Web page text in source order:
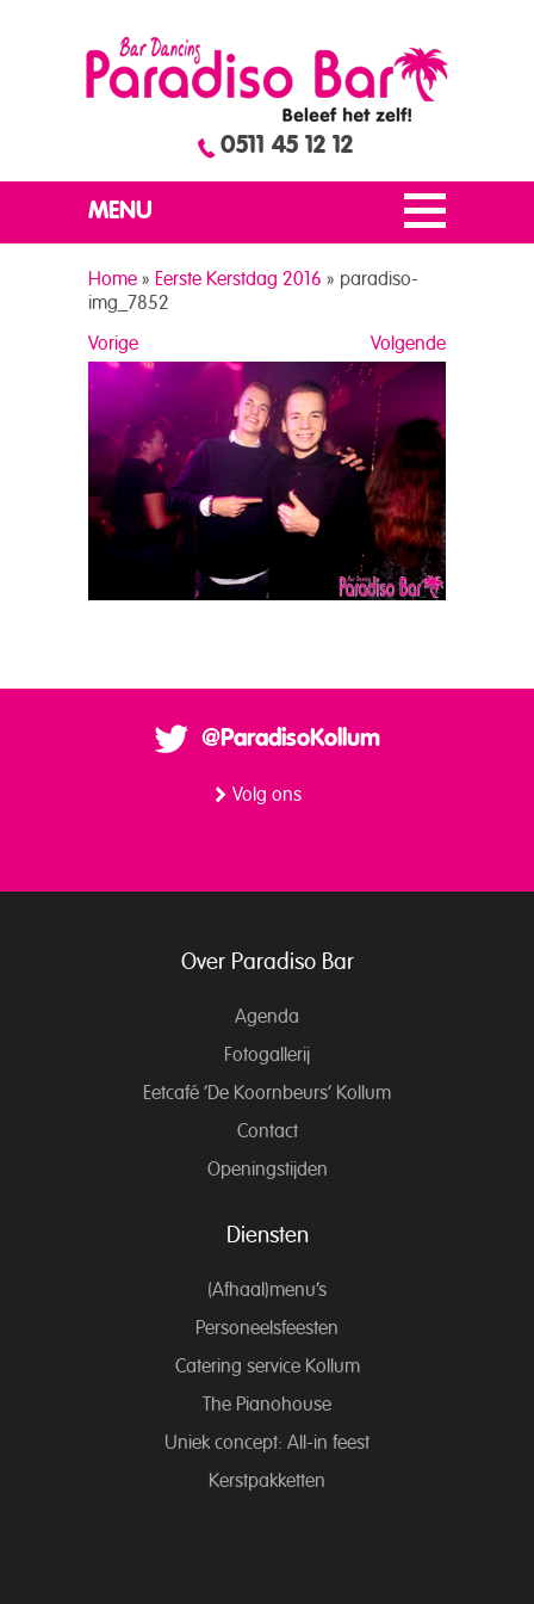
0511 45 12 12
MENU
Home » Eerste Kerstdag 2016 » paradiso-
img_7852
Volgende
Vorige
@ParadisoKollum
Volg ons
Over Paradiso Bar
Agenda
Fotogallerij
Eetcafé ‘De Koornbeurs’ Kollum
Contact
Openingstijden
Diensten
(Afhaal)menu’s
Personeelsfeesten
Catering service Kollum
The Pianohouse
Uniek concept: All-in feest
Kerstpakketten